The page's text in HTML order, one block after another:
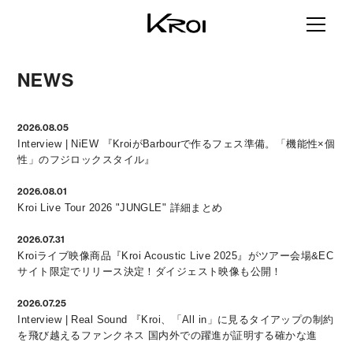
NEWS
2026.08.05
Interview | NiEW 『KroiがBarbourで作るフェス準備。「機能性×個
性」のフジロックスタイル』
2026.08.01
Kroi Live Tour 2026 "JUNGLE" 詳細まとめ
2026.07.31
Kroiライブ映像商品『Kroi Acoustic Live 2025』がツアー会場&EC
サイト限定でリリース決定！ダイジェスト映像も公開！
2026.07.25
Interview | Real Sound 『Kroi、「All in」に見るタイアップの制約
を飛び越えるファンクネス 国内外での躍進が証明する確かな進